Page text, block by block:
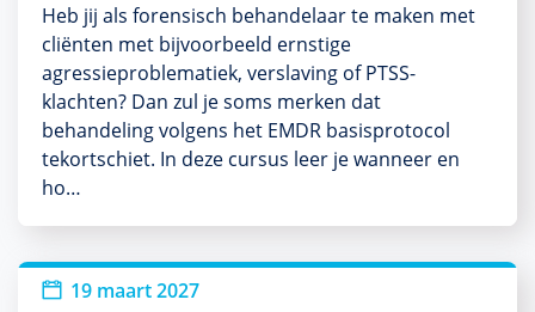
Heb jij als forensisch behandelaar te maken met
cliënten met bijvoorbeeld ernstige
agressieproblematiek, verslaving of PTSS-
klachten? Dan zul je soms merken dat
behandeling volgens het EMDR basisprotocol
tekortschiet. In deze cursus leer je wanneer en
ho…
19 maart 2027